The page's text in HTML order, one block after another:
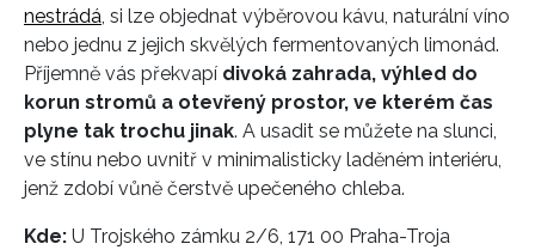
nestrádá , si lze objednat výběrovou kávu, naturální víno
nebo jednu z jejich skvělých fermentovaných limonád.
Příjemně vás překvapí divoká zahrada, výhled do
korun stromů a otevřený prostor, ve kterém čas
plyne tak trochu jinak. A usadit se můžete na slunci,
ve stínu nebo uvnitř v minimalisticky laděném interiéru,
jenž zdobí vůně čerstvě upečeného chleba.
Kde: U Trojského zámku 2/6, 171 00 Praha-Troja